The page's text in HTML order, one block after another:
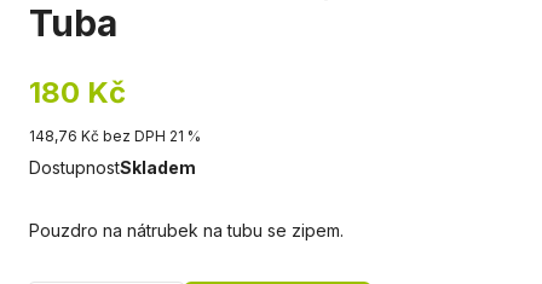
Tuba
180 Kč
148,76 Kč bez DPH 21 %
DostupnostSkladem
Pouzdro na nátrubek na tubu se zipem.